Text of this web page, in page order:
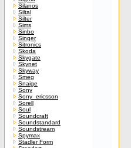
Silanos
Siltal
Silter
Sims
Sinbo
Singer
Sitronics
Skoda
Skygate
Skynet
Skyway
Smeg
Snaige
Sony
Sony_ericsson
Sorell
Soul
Soundcraft
Soundstandard
Soundstream
Spymax
Stadler Form